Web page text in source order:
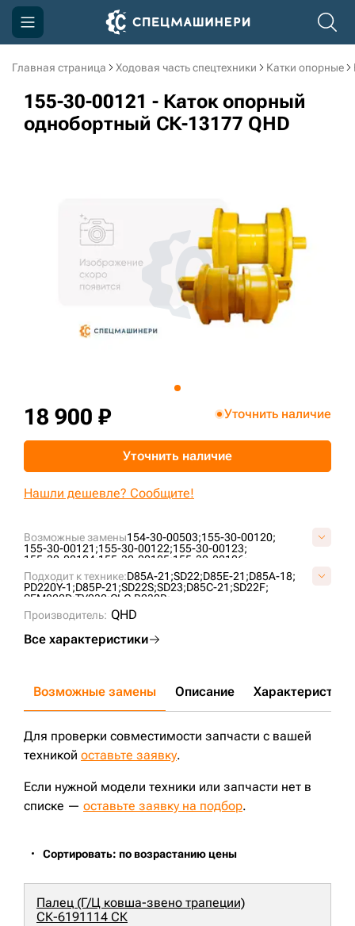
Главная страница Ходовая часть спецтехники Катки опорные
155-30-00121 - Каток опорный
однобортный СК-13177 QHD
Возможные замены154-30-00503;155-30-00120;
155-30-00121;155-30-00122;155-30-00123;
155-30-00124;155-30-00125;155-30-00126;
155-30-00127;
155-30-00128; 155-30-00128-SS;
155-30-00240;155-30-00331;2-2289;A40850A0M00;
A4085A0M00;KM351;KM351A;P155-30-00124;T21.30.5;
Подходит к технике:D85A-21;SD22;D85E-21;D85A-18;
PD220Y-1;D85P-21;SD22S;SD23;D85C-21;SD22F;
SEM822D;TY230;CLG B230R;
Производитель: QHD
Все характеристики
18 900 ₽ Уточнить наличие
Уточнить наличие
Нашли дешевле? Сообщите!
Возможные замены Описание Характеристики
Для проверки совместимости запчасти с вашей
техникой оставьте заявку.
Если нужной модели техники или запчасти нет в
списке — оставьте заявку на подбор.
Сортировать: по возрастанию цены
Палец (Г/Ц ковша-звено трапеции)
СК-6191114 СК
Компания
Акции
3D тур по производству
3D тур по складам
sksale@skdst.ru